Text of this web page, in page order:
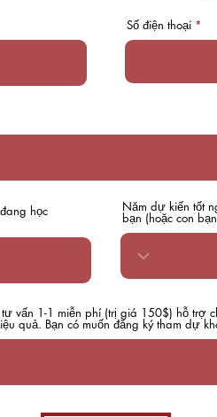
Số điện thoại
học Năm dự kiến tốt
bạn (hoặc con
vấn 1-1 miễn phí (trị giá 150$) hỗ trợ
quả. Bạn có muốn đăng ký tham dự